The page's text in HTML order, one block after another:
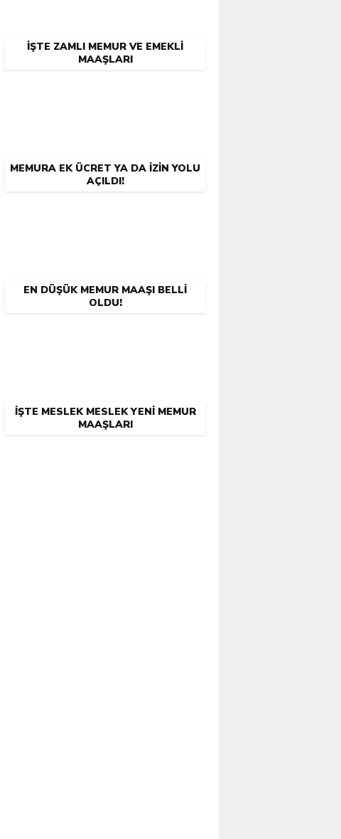
İŞTE ZAMLI MEMUR VE EMEKLI
MAAŞLARI
MEMURA EK ÜCRET YA DA İZIN YOLU
AÇILDI!
EN DÜŞÜK MEMUR MAAŞI BELLI
OLDU!
İŞTE MESLEK MESLEK YENI MEMUR
MAAŞLARI